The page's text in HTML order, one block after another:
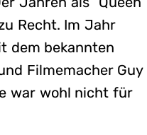
Recht. Im Jahr
dem bekannten
Filmemacher Guy
war wohl nicht für